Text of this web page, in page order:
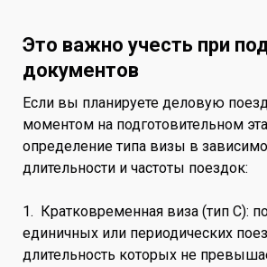
Это важно учесть при
документов
Если вы планируете деловую
моментом на подготовительном
определение типа визы в
длительности и частоты поездок:
1. Кратковременная виза (тип C):
единичных или периодических
длительность которых не